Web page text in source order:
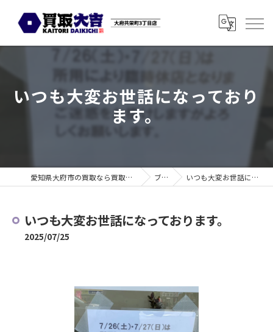
いつも大変お世話になっており
ます。
愛知県大府市の買取なら買取大吉 大府共栄町3丁目店 ブログ いつも大変お世話になっております。
いつも大変お世話になっております。
2025/07/25